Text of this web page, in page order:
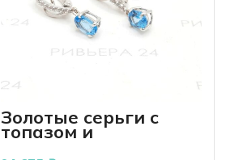
Золотые серьги с
топазом и
фианитами 585